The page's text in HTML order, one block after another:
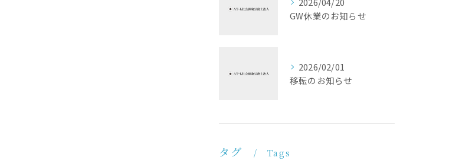
GW休業のお知らせ
2026/02/01
移転のお知らせ
タグ Tags